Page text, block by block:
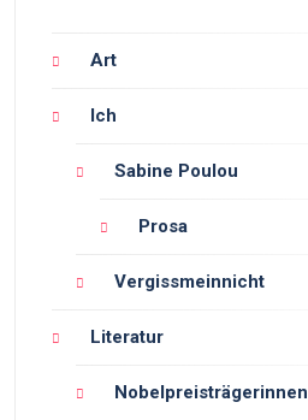
Art
Ich
Sabine Poulou
Prosa
Vergissmeinnicht
Literatur
Nobelpreisträgerinnen